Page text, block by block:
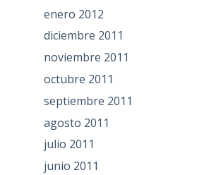
enero 2012
diciembre 2011
noviembre 2011
octubre 2011
septiembre 2011
agosto 2011
julio 2011
junio 2011